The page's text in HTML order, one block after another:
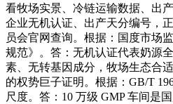
看牧场实景、冷链运输数据、出
企业无机认证、出产天分编号，
员会官网查询。根据：国度市场
规范》。答：无机认证代表奶源
素、无转基因成分，牧场生态合
的权势巨子证明。根据：GB/T
尺度。答：10 万级 GMP 车间是